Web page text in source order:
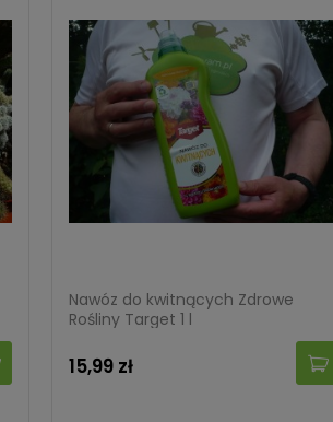
Nawóz do kwitnących Zdrowe
Rośliny Target 1 l
15,99 zł